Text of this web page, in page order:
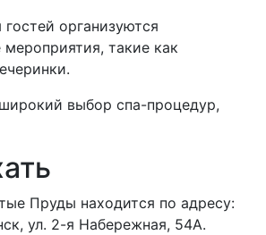
организуются
мероприятия, такие как
выбор спа-процедур,
Пруды находится по адресу:
ул. 2-я Набережная, 54А.